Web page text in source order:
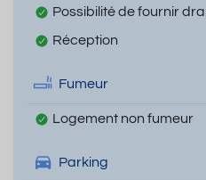
Possibilité de fournir
Réception
Fumeur
Logement non fumeur
Parking